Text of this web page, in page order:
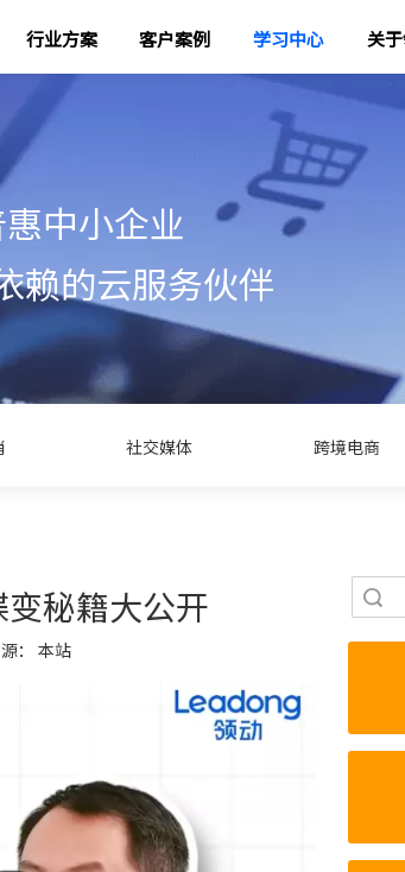
行业方案 客户案例 学习中心 关
中小企业
赖的云服务伙伴
社交媒体 跨境电商
秘籍大公开
： 本站